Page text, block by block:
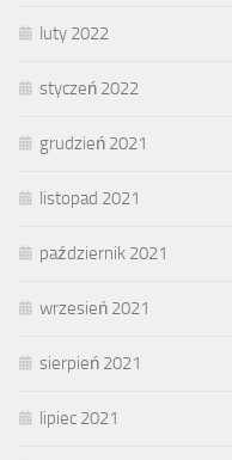
luty 2022
styczeń 2022
grudzień 2021
listopad 2021
październik 2021
wrzesień 2021
sierpień 2021
lipiec 2021